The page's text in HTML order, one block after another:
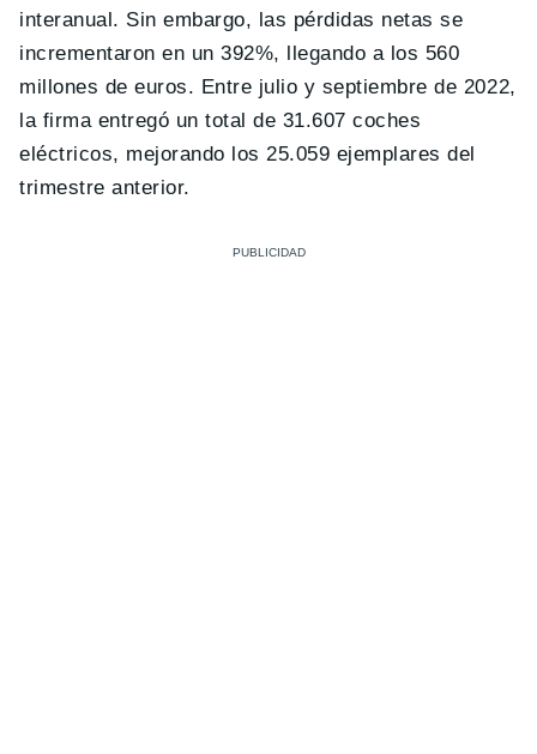
interanual. Sin embargo, las pérdidas netas se
incrementaron en un 392%, llegando a los 560
millones de euros. Entre julio y septiembre de 2022,
la firma entregó un total de 31.607 coches
eléctricos, mejorando los 25.059 ejemplares del
trimestre anterior.